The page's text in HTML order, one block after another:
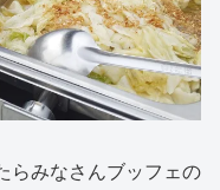
らみなさんブッフェの